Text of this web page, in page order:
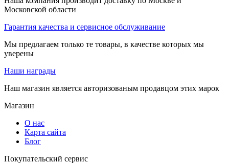
Московской области
Гарантия качества и сервисное обслуживание
Мы предлагаем только те товары, в качестве которых мы
уверены
Наши награды
Наш магазин является авторизованым продавцом этих марок
Магазин
О нас
Карта сайта
Блог
Покупательский сервис